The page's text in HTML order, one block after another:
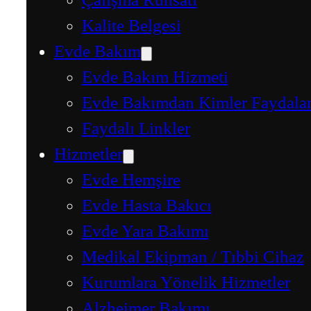
Kalite Belgesi
Evde Bakım
Evde Bakım Hizmeti
Evde Bakımdan Kimler
Faydalı Linkler
Hizmetler
Evde Hemşire
Evde Hasta Bakıcı
Evde Yara Bakımı
Medikal Ekipman / Tıbbi Cihaz
Kurumlara Yönelik Hizmetler